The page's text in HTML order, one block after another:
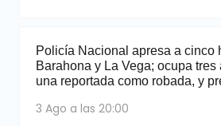
Policía Nacional apresa a cinco
Barahona y La Vega; ocupa tres
una reportada como robada, y
3 Ago a las 20:00